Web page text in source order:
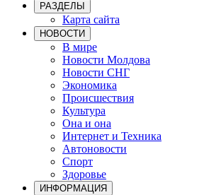
РАЗДЕЛЫ
Карта сайта
НОВОСТИ
В мире
Новости Молдова
Новости СНГ
Экономика
Происшествия
Культура
Она и она
Интернет и Техника
Автоновости
Спорт
Здоровье
ИНФОРМАЦИЯ